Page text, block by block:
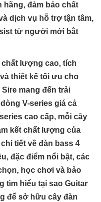
hãng, đảm bảo chất
dịch vụ hỗ trợ tận tâm,
từ người mới bắt
lượng cao, tích
thiết kế tối ưu cho
mang đến trải
V-series giá cả
cao cấp, mỗi cây
kết chất lượng của
tiết về đàn bass 4
đặc điểm nổi bật, các
học chơi và bảo
tìm hiểu tại sao Guitar
để sở hữu cây đàn